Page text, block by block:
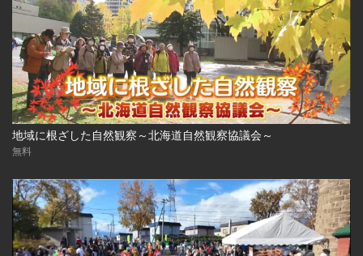
地域に根ざした自然観察～北海道自然観察協議会～
無料